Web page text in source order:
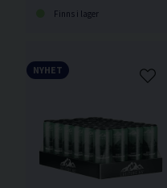
Finns i lager
NYHET